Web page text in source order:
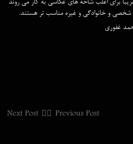
برای اغلب شاخه های عکاسی به کار ﻣﯽ روﻧﺪ
ﺷﺨﺼﯽ و ﺧﺎﻧﻮادﮔﯽ و ﻏﻴﺮه ﻣﻨﺎﺳﺐ ﺗﺮ ﻫﺴﺘﻨﺪ.
Previous Post
Next Post